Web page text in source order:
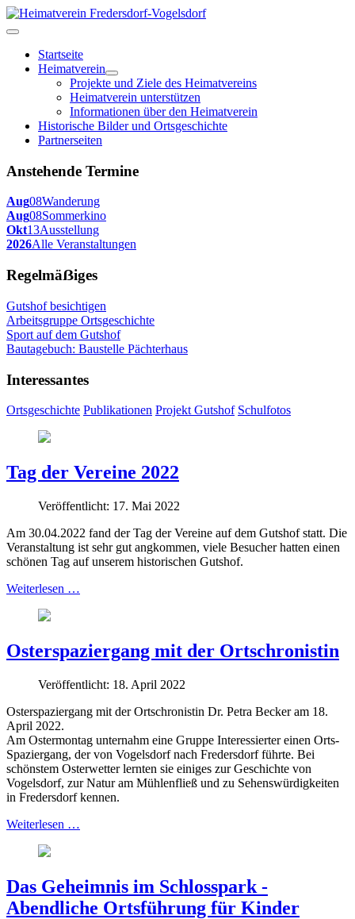
Startseite
Heimatverein
Projekte und Ziele des Heimatvereins
Heimatverein unterstützen
Informationen über den Heimatverein
Historische Bilder und Ortsgeschichte
Partnerseiten
Anstehende Termine
Aug08Wanderung
Aug08Sommerkino
Okt13Ausstellung
2026Alle Veranstaltungen
Regelmäẞiges
Gutshof besichtigen
Arbeitsgruppe Ortsgeschichte
Sport auf dem Gutshof
Bautagebuch: Baustelle Pächterhaus
Interessantes
Ortsgeschichte Publikationen Projekt Gutshof Schulfotos
Tag der Vereine 2022
Veröffentlicht: 17. Mai 2022
Am 30.04.2022 fand der Tag der Vereine auf dem Gutshof statt. Die
Veranstaltung ist sehr gut angkommen, viele Besucher hatten einen
schönen Tag auf unserem historischen Gutshof.
Weiterlesen …
Osterspaziergang mit der Ortschronistin
Veröffentlicht: 18. April 2022
Osterspaziergang mit der Ortschronistin Dr. Petra Becker am 18.
April 2022.
Am Ostermontag unternahm eine Gruppe Interessierter einen Orts-
Spaziergang, der von Vogelsdorf nach Fredersdorf führte. Bei
schönstem Osterwetter lernten sie einiges zur Geschichte von
Vogelsdorf, zur Natur am Mühlenfließ und zu Sehenswürdigkeiten
in Fredersdorf kennen.
Weiterlesen …
Das Geheimnis im Schlosspark -
Abendliche Ortsführung für Kinder